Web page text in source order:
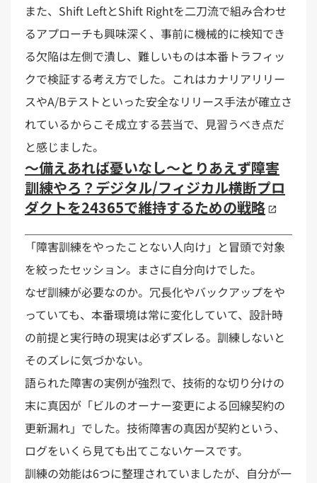
また、Shift LeftとShift Rightを二刀流で組み合わせ
るアプローチも興味深く、事前に機械的に検知でき
る欠陥は左側で潰し、難しいものは本番トラフィッ
クで検証する考え方でした。これはカナリアリリー
スやA/Bテストといった安全なリリース手法が確立さ
れているからこそ成立する芸当で、見習うべき点だ
と感じました。
〜備えあれば憂いなし〜とりあえず障害
訓練やろ？デジタル/フィジカル横断プロ
ダクトを24365で維持するための戦略
「障害訓練をやったことない人向け」と冒頭で対象
を絞ったセッション。まさに自分向けでした。
なぜ訓練が必要なのか。冗長化やバックアップをや
っていても、本番環境は常に変化していて、設計時
の前提と実行時の現実は必ずズレる。訓練しないと
そのズレに気づかない。
語られた障害の実例が強烈で、技術的な切り分けの
末に真因が「ビルのオーナー変更による回線契約の
更新漏れ」でした。技術障害の真因が契約という、
ログをいくら見ても出てこないケースです。
訓練の効能は6つに整理されていましたが、自分が一